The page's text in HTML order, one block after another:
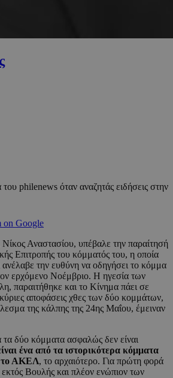
philenews όταν αναζητάς ειδήσεις στην
on Google
Αναστασίου, υπέβαλε την παραίτησή
Επιτροπής του κόμματός του, η οποία
ανέλαβε την ευθύνη να οδηγήσει το κόμμα
ερχόμενο Νοέμβριο. Η ηγεσία των
παραιτήθηκε και το Κίνημα πάει σε
αποφάσεις χθες των δύο κομμάτων,
της κάλπης της 24ης Μαΐου, έμειναν
δύο κόμματα ασφαλώς δεν είναι
ένα από τα ιστορικότερα κόμματα
το ΑΚΕΛ, το αρχαιότερο. Για πρώτη φορά
εκτός Βουλής και πλέον ενώπιον των